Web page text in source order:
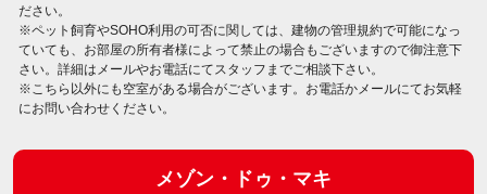
ださい。
※ペット飼育やSOHO利用の可否に関しては、建物の管理規約で可能になっ
ていても、お部屋の所有者様によって禁止の場合もございますので御注意下
さい。詳細はメールやお電話にてスタッフまでご相談下さい。
※こちら以外にも空室がある場合がございます。お電話かメールにてお気軽
にお問い合わせください。
メゾン・ドゥ・マキ